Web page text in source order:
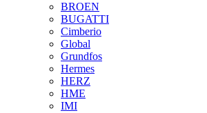
BROEN
BUGATTI
Cimberio
Global
Grundfos
Hermes
HERZ
HME
IMI